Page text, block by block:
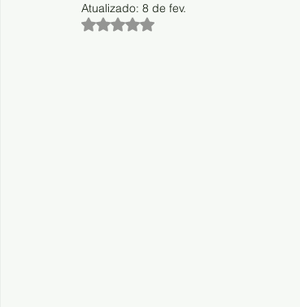
Atualizado: 8 de fev.
Avaliado com NaN de 5 estrelas.